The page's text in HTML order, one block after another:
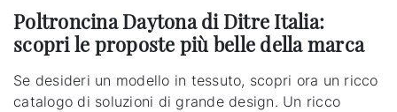
Poltroncina Daytona di Ditre Italia:
scopri le proposte più belle della marca
Se desideri un modello in tessuto, scopri ora un ricco
catalogo di soluzioni di grande design. Un ricco